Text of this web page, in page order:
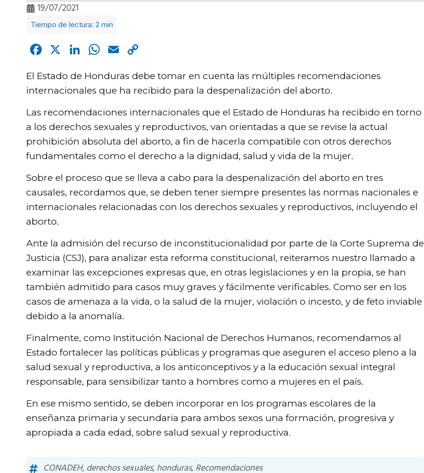
19/07/2021
Facebook
X LinkedIn
WhatsApp
Email
El Estado de Honduras debe tomar en cuenta las múltiples recomendaciones
internacionales que ha recibido para la despenalización del aborto.
Las recomendaciones internacionales que el Estado de Honduras ha recibido en torno
a los derechos sexuales y reproductivos, van orientadas a que se revise la actual
prohibición absoluta del aborto, a fin de hacerla compatible con otros derechos
fundamentales como el derecho a la dignidad, salud y vida de la mujer.
Sobre el proceso que se lleva a cabo para la despenalización del aborto en tres
causales, recordamos que, se deben tener siempre presentes las normas nacionales e
internacionales relacionadas con los derechos sexuales y reproductivos, incluyendo el
aborto.
Ante la admisión del recurso de inconstitucionalidad por parte de la Corte Suprema de
Justicia (CSJ), para analizar esta reforma constitucional, reiteramos nuestro llamado a
examinar las excepciones expresas que, en otras legislaciones y en la propia, se han
también admitido para casos muy graves y fácilmente verificables. Como ser en los
casos de amenaza a la vida, o la salud de la mujer, violación o incesto, y de feto inviable
debido a la anomalía.
Finalmente, como Institución Nacional de Derechos Humanos, recomendamos al
Estado fortalecer las políticas públicas y programas que aseguren el acceso pleno a la
salud sexual y reproductiva, a los anticonceptivos y a la educación sexual integral
responsable, para sensibilizar tanto a hombres como a mujeres en el país.
En ese mismo sentido, se deben incorporar en los programas escolares de la
enseñanza primaria y secundaria para ambos sexos una formación, progresiva y
apropiada a cada edad, sobre salud sexual y reproductiva.
CONADEH,derechos sexuales,honduras,Recomendaciones